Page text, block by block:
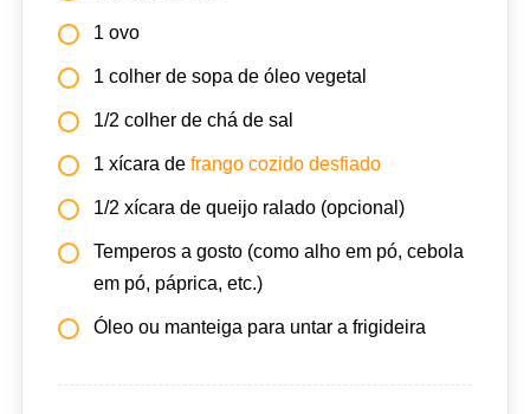
1 ovo
1 colher de sopa de óleo vegetal
1/2 colher de chá de sal
1 xícara de frango cozido desfiado
1/2 xícara de queijo ralado (opcional)
Temperos a gosto (como alho em pó, cebola
em pó, páprica, etc.)
Óleo ou manteiga para untar a frigideira